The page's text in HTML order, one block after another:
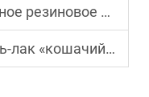
защищает ослабленные ногти?
глаз» и как он работает?